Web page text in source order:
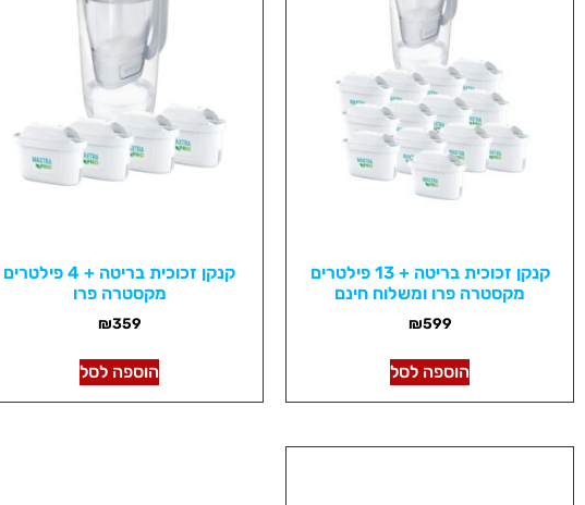
קנקן זכוכית בריטה + 13 פילטרים
מקסטרה פרו ומשלוח חינם
₪599
הוספה לסל
קנקן זכוכית בריטה + 4 פילטרים
מקסטרה פרו
₪359
הוספה לסל